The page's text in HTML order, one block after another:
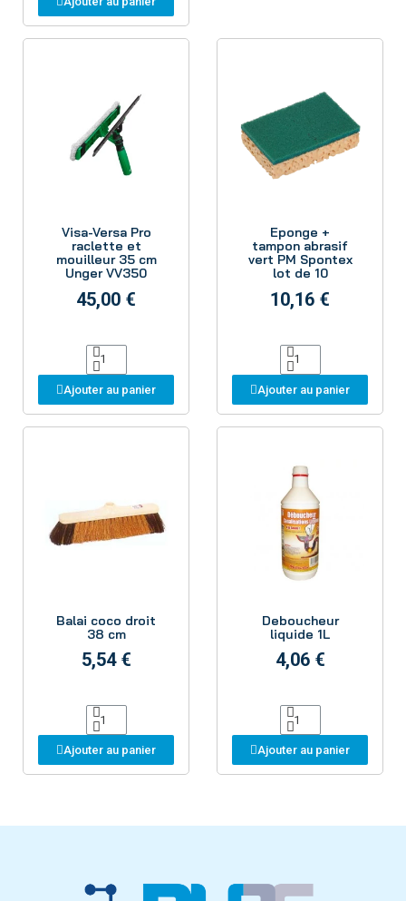
Visa-Versa Pro
raclette et
mouilleur 35 cm
Unger VV350
45,00 €
Ajouter au panier
Eponge +
tampon abrasif
vert PM Spontex
lot de 10
10,16 €
Ajouter au panier
Balai coco droit
38 cm
5,54 €
Ajouter au panier
Deboucheur
liquide 1L
4,06 €
Ajouter au panier